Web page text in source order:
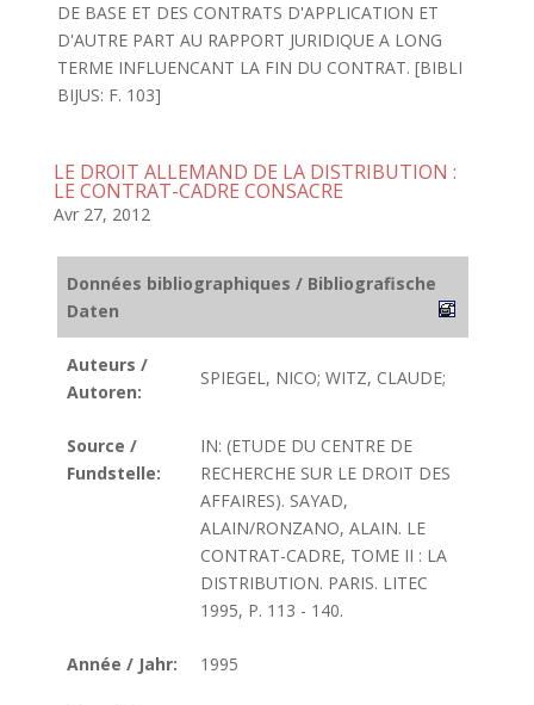
DE BASE ET DES CONTRATS D'APPLICATION ET
D'AUTRE PART AU RAPPORT JURIDIQUE A LONG
TERME INFLUENCANT LA FIN DU CONTRAT. [BIBLI
BIJUS: F. 103]
LE DROIT ALLEMAND DE LA DISTRIBUTION :
LE CONTRAT-CADRE CONSACRE
Avr 27, 2012
Données bibliographiques / Bibliografische
Daten
Auteurs /
Autoren:
SPIEGEL, NICO; WITZ, CLAUDE;
Source /
Fundstelle:
IN: (ETUDE DU CENTRE DE
RECHERCHE SUR LE DROIT DES
AFFAIRES). SAYAD,
ALAIN/RONZANO, ALAIN. LE
CONTRAT-CADRE, TOME II : LA
DISTRIBUTION. PARIS. LITEC
1995, P. 113 - 140.
Année / Jahr: 1995